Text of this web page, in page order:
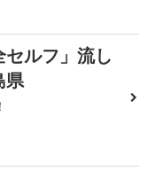
ルフ」流し
県